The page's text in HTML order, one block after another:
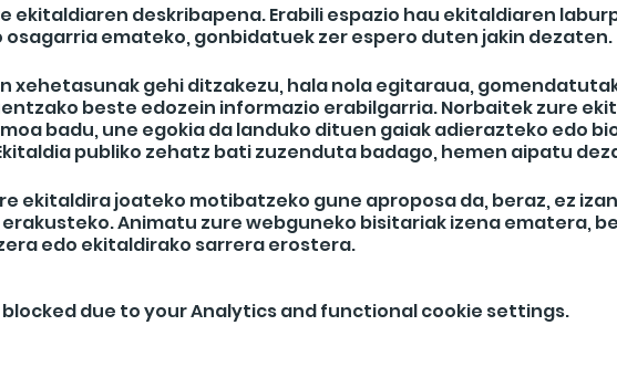
ekitaldiaren deskribapena. Erabili espazio hau ekitaldiaren
osagarria emateko, gonbidatuek zer espero duten jakin dezaten.
xehetasunak gehi ditzakezu, hala nola egitaraua,
beste edozein informazio erabilgarria. Norbaitek zure
badu, une egokia da landuko dituen gaiak adierazteko edo
publiko zehatz bati zuzenduta badago, hemen aipatu
ekitaldira joateko motibatzeko gune aproposa da, beraz, ez
Animatu zure webguneko bisitariak izena ematera,
edo ekitaldirako sarrera erostera.
blocked due to your Analytics and functional cookie settings.